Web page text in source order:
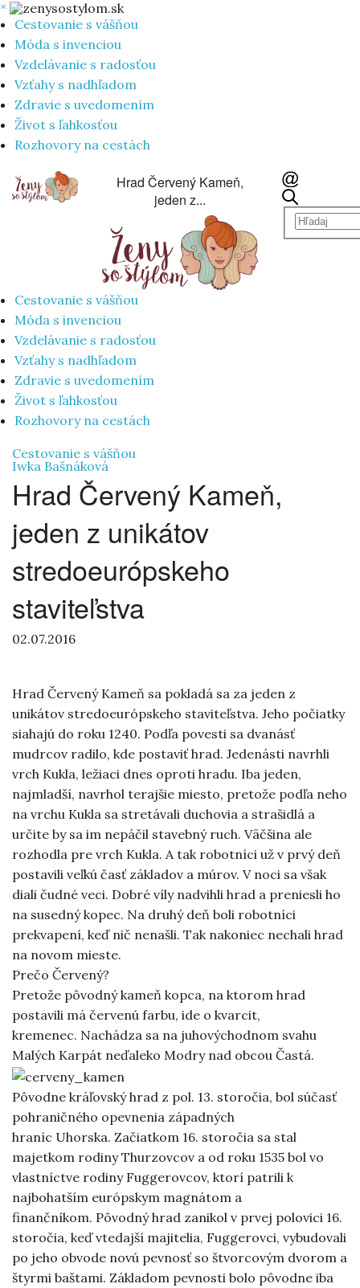
×
Cestovanie s vášňou
Móda s invenciou
Vzdelávanie s radosťou
Vzťahy s nadhľadom
Zdravie s uvedomením
Život s ľahkosťou
Rozhovory na cestách
Hrad Červený Kameň,
jeden z...
Cestovanie s vášňou
Móda s invenciou
Vzdelávanie s radosťou
Vzťahy s nadhľadom
Zdravie s uvedomením
Život s ľahkosťou
Rozhovory na cestách
Cestovanie s vášňou
Iwka Bašnáková
Hrad Červený Kameň,
jeden z unikátov
stredoeurópskeho
staviteľstva
02.07.2016
Hrad Červený Kameň sa pokladá sa za jeden z
unikátov stredoeurópskeho staviteľstva. Jeho počiatky
siahajú do roku 1240. Podľa povesti sa dvanásť
mudrcov radilo, kde postaviť hrad. Jedenásti navrhli
vrch Kukla, ležiaci dnes oproti hradu. Iba jeden,
najmladší, navrhol terajšie miesto, pretože podľa neho
na vrchu Kukla sa stretávali duchovia a strašidlá a
určite by sa im nepáčil stavebný ruch. Väčšina ale
rozhodla pre vrch Kukla. A tak robotníci už v prvý deň
postavili veľkú časť základov a múrov. V noci sa však
diali čudné veci. Dobré víly nadvihli hrad a preniesli ho
na susedný kopec. Na druhý deň boli robotníci
prekvapení, keď nič nenašli. Tak nakoniec nechali hrad
na novom mieste.
Prečo Červený?
Pretože pôvodný kameň kopca, na ktorom hrad
postavili má červenú farbu, ide o kvarcit,
kremenec. Nachádza sa na juhovýchodnom svahu
Malých Karpát neďaleko Modry nad obcou Častá.
Pôvodne kráľovský hrad z pol. 13. storočia, bol súčasť
pohraničného opevnenia západných
hraníc Uhorska. Začiatkom 16. storočia sa stal
majetkom rodiny Thurzovcov a od roku 1535 bol vo
vlastníctve rodiny Fuggerovcov, ktorí patrili k
najbohatším európskym magnátom a
finančníkom. Pôvodný hrad zanikol v prvej polovici 16.
storočia, keď vtedajší majitelia, Fuggerovci, vybudovali
po jeho obvode novú pevnosť so štvorcovým dvorom a
štyrmi baštami. Základom pevnosti bolo pôvodne iba